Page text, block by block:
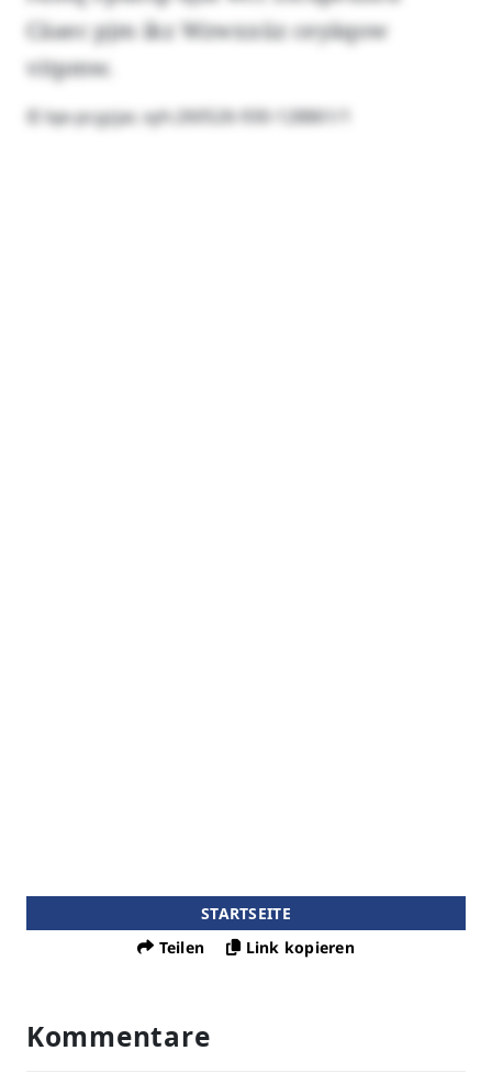
Cäaec pjm ikz Wzwxxüz ceyäqow
vitpmw.
© lqe-pcgzjar, xyh:260526-930-128861/1
STARTSEITE
Teilen
Link kopieren
Kommentare